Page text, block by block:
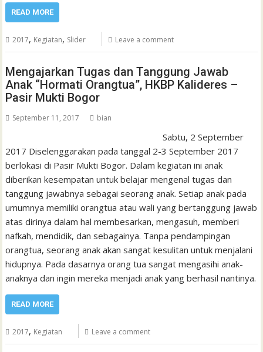
READ MORE
2017, Kegiatan, Slider Leave a comment
Mengajarkan Tugas dan Tanggung Jawab
Anak “Hormati Orangtua”, HKBP Kalideres –
Pasir Mukti Bogor
September 11, 2017 bian
Sabtu, 2 September
2017 Diselenggarakan pada tanggal 2-3 September 2017
berlokasi di Pasir Mukti Bogor. Dalam kegiatan ini anak
diberikan kesempatan untuk belajar mengenal tugas dan
tanggung jawabnya sebagai seorang anak. Setiap anak pada
umumnya memiliki orangtua atau wali yang bertanggung jawab
atas dirinya dalam hal membesarkan, mengasuh, memberi
nafkah, mendidik, dan sebagainya. Tanpa pendampingan
orangtua, seorang anak akan sangat kesulitan untuk menjalani
hidupnya. Pada dasarnya orang tua sangat mengasihi anak-
anaknya dan ingin mereka menjadi anak yang berhasil nantinya.
READ MORE
2017, Kegiatan Leave a comment